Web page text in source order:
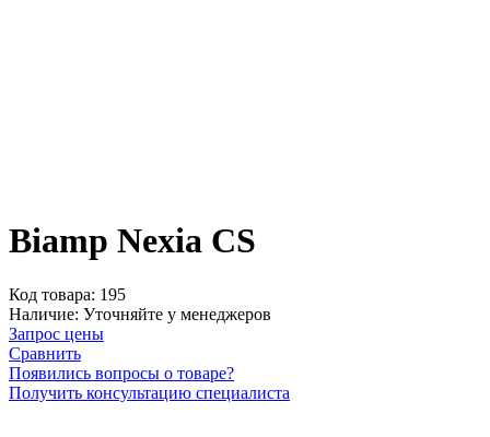
Biamp Nexia CS
Код товара: 195
Наличие: Уточняйте у менеджеров
Запрос цены
Сравнить
Появились вопросы о товаре?
Получить консультацию специалиста